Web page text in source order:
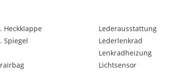
Anzeige sind die im Internet gemachten
sind ohne Gewähr und dienen
und Irrtümer bleiben vorbehalten.
und Aktualität der Angaben ist
Heckklappe
Spiegel
Lederausstattung
Lederlenkrad
Lenkradheizung
Lichtsensor